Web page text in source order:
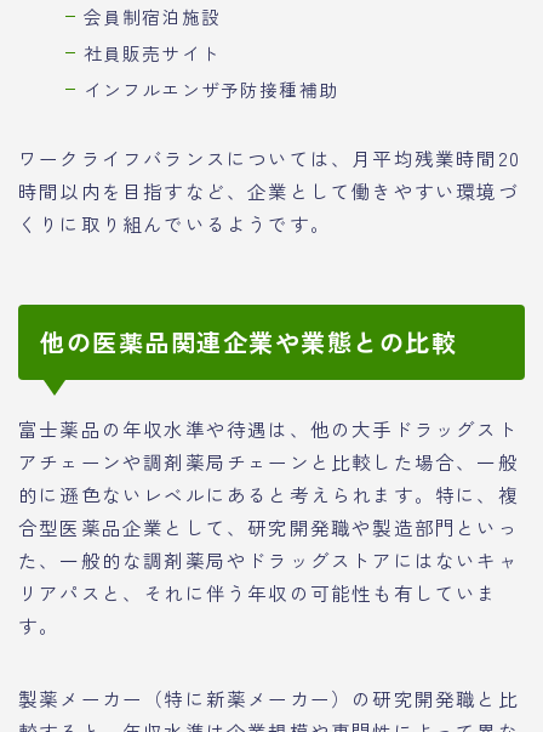
会員制宿泊施設
社員販売サイト
インフルエンザ予防接種補助
ワークライフバランスについては、月平均残業時間20
時間以内を目指すなど、企業として働きやすい環境づ
くりに取り組んでいるようです。
他の医薬品関連企業や業態との比較
富士薬品の年収水準や待遇は、他の大手ドラッグスト
アチェーンや調剤薬局チェーンと比較した場合、一般
的に遜色ないレベルにあると考えられます。特に、複
合型医薬品企業として、研究開発職や製造部門といっ
た、一般的な調剤薬局やドラッグストアにはないキャ
リアパスと、それに伴う年収の可能性も有していま
す。
製薬メーカー（特に新薬メーカー）の研究開発職と比